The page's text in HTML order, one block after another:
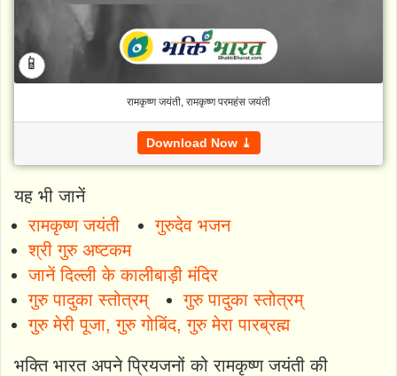
📱
रामकृष्ण जयंती, रामकृष्ण परमहंस जयंती
Download Now ⤓
यह भी जानें
रामकृष्ण जयंती
गुरुदेव भजन
श्री गुरु अष्टकम
जानें दिल्ली के कालीबाड़ी मंदिर
गुरु पादुका स्तोत्रम्
गुरु पादुका स्तोत्रम्
गुरु मेरी पूजा, गुरु गोबिंद, गुरु मेरा पारब्रह्म
भक्ति भारत अपने प्रियजनों को रामकृष्ण जयंती की